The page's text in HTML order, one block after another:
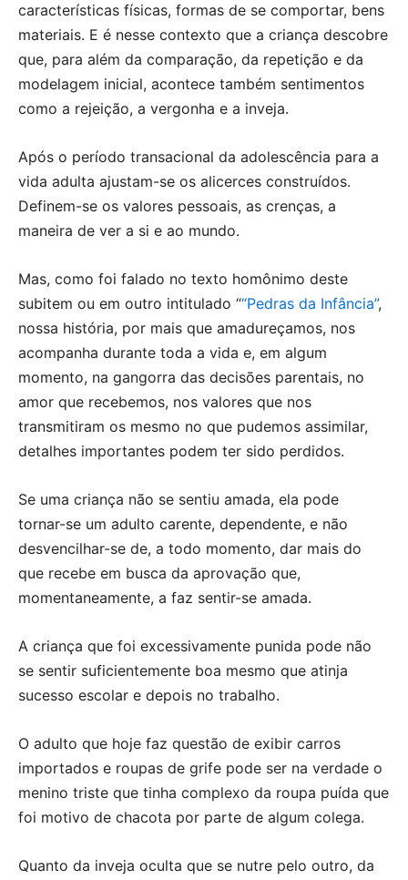
características físicas, formas de se comportar, bens
materiais. E é nesse contexto que a criança descobre
que, para além da comparação, da repetição e da
modelagem inicial, acontece também sentimentos
como a rejeição, a vergonha e a inveja.
Após o período transacional da adolescência para a
vida adulta ajustam-se os alicerces construídos.
Definem-se os valores pessoais, as crenças, a
maneira de ver a si e ao mundo.
Mas, como foi falado no texto homônimo deste
subitem ou em outro intitulado ““Pedras da Infância”,
nossa história, por mais que amadureçamos, nos
acompanha durante toda a vida e, em algum
momento, na gangorra das decisões parentais, no
amor que recebemos, nos valores que nos
transmitiram os mesmo no que pudemos assimilar,
detalhes importantes podem ter sido perdidos.
Se uma criança não se sentiu amada, ela pode
tornar-se um adulto carente, dependente, e não
desvencilhar-se de, a todo momento, dar mais do
que recebe em busca da aprovação que,
momentaneamente, a faz sentir-se amada.
A criança que foi excessivamente punida pode não
se sentir suficientemente boa mesmo que atinja
sucesso escolar e depois no trabalho.
O adulto que hoje faz questão de exibir carros
importados e roupas de grife pode ser na verdade o
menino triste que tinha complexo da roupa puída que
foi motivo de chacota por parte de algum colega.
Quanto da inveja oculta que se nutre pelo outro, da